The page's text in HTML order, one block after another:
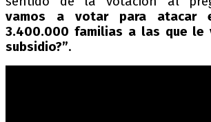
vamos a votar para atacar
3.400.000 familias a las que le
subsidio?”.